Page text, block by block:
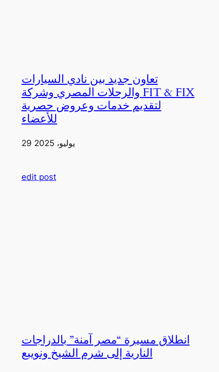
تعاون جديد بين نادي السيارات
والرحلات المصري وشركة FIT & FIX
لتقديم خدمات وعروض حصرية
للأعضاء
29 يوليو، 2025
edit post
انطلاق مسيرة “مصر آمنة” بالدراجات
النارية إلى شرم الشيخ ونويبع